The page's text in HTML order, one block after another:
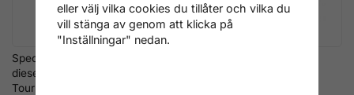
Specialnyckel för
dieselfilterhus Ford Transit,
Tourneo 2.2L TDCI
eller välj vilka cookies du tillåter och vilka du
vill stänga av genom att klicka på
"Inställningar" nedan.